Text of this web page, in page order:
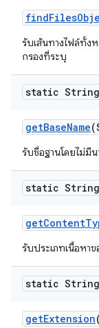
findFiles
รับเส้นทางไฟล์ทั้ง
กรองที่ระบุ
static String
getBaseName
รับชื่อฐานโดยไม่มี
static String
getContent
รับประเภทเนื้อหา
static String
getExtension